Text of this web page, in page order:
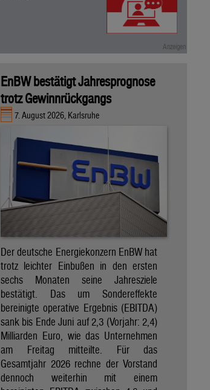
EnBW bestätigt Jahresprognose
trotz Gewinnrückgangs
7. August 2026, Karlsruhe
Der deutsche Energiekonzern EnBW hat
trotz leichter Einbußen in den ersten
sechs Monaten seine Jahresziele
bestätigt. Das um Sondereffekte
bereinigte operative Ergebnis (EBITDA)
sank bis Ende Juni auf 2,3 (Vorjahr: 2,4)
Milliarden Euro, wie das Unternehmen
am Freitag mitteilte. Für das
Gesamtjahr 2026 rechne der Vorstand
dennoch weiterhin mit einem